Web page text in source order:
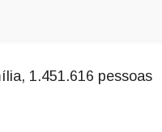
1.451.616 pessoas